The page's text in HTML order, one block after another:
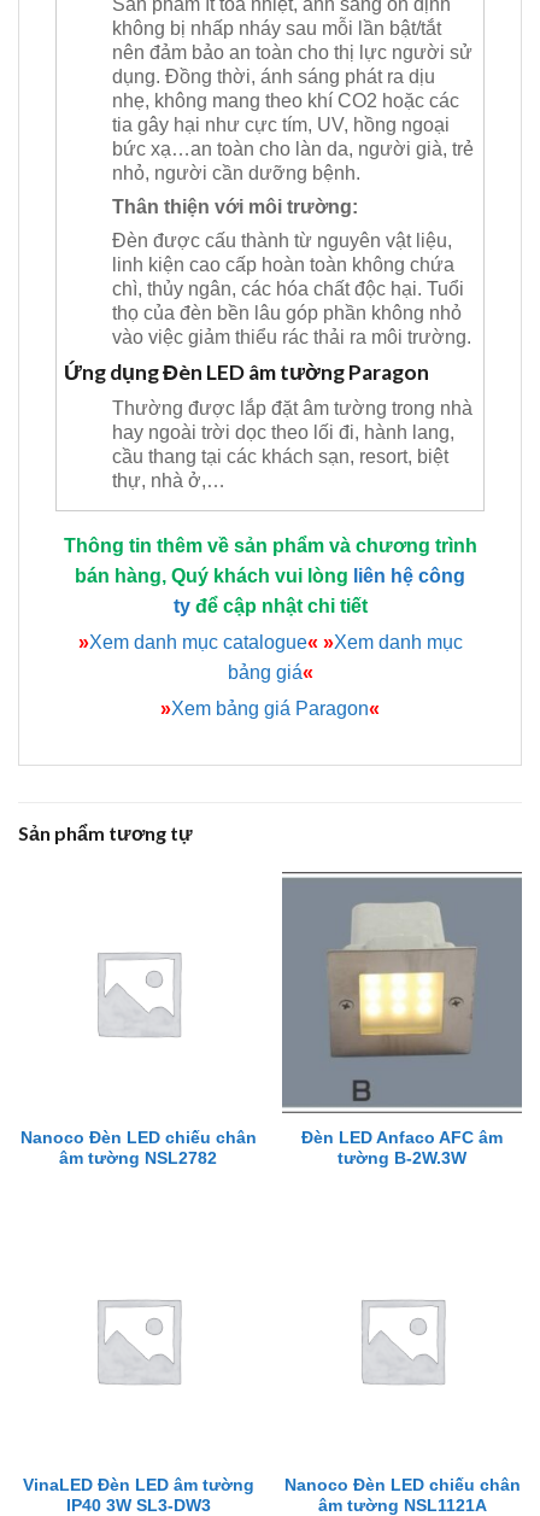
không bị nhấp nháy sau mỗi lần bật/tắt
nên đảm bảo an toàn cho thị lực người sử
dụng. Đồng thời, ánh sáng phát ra dịu
nhẹ, không mang theo khí CO2 hoặc các
tia gây hại như cực tím, UV, hồng ngoại
bức xạ…an toàn cho làn da, người già, trẻ
nhỏ, người cần dưỡng bệnh.
Thân thiện với môi trường:
Đèn được cấu thành từ nguyên vật liệu,
linh kiện cao cấp hoàn toàn không chứa
chì, thủy ngân, các hóa chất độc hại. Tuổi
thọ của đèn bền lâu góp phần không nhỏ
vào việc giảm thiểu rác thải ra môi trường.
Ứng dụng Đèn LED âm tường Paragon
Thường được lắp đặt âm tường trong nhà
hay ngoài trời dọc theo lối đi, hành lang,
cầu thang tại các khách sạn, resort, biệt
thự, nhà ở,…
Thông tin thêm về sản phẩm và chương trình
bán hàng, Quý khách vui lòng liên hệ công
tyđể cập nhật chi tiết
»Xem danh mục catalogue« »Xem danh mục
bảng giá«
»Xem bảng giá Paragon«
Sản phẩm tương tự
Nanoco Đèn LED chiếu chân
âm tường NSL2782
Đèn LED Anfaco AFC âm
tường B-2W.3W
VinaLED Đèn LED âm tường
IP40 3W SL3-DW3
Nanoco Đèn LED chiếu chân
âm tường NSL1121A